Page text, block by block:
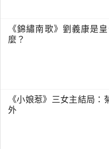
《錦繡南歌》劉義康是
麼？
《小娘惹》三女主結局
外